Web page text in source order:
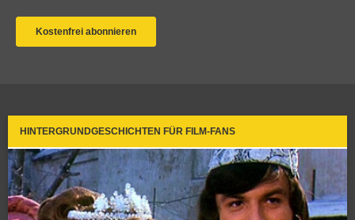
HINTERGRUNDGESCHICHTEN FÜR FILM-FANS